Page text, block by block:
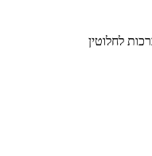
לחלוטין